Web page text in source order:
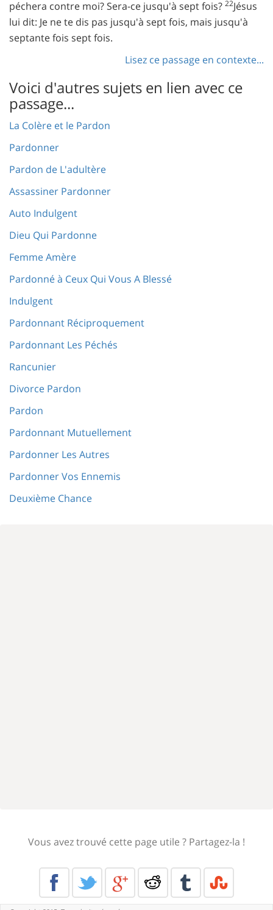
péchera contre moi? Sera-ce jusqu'à sept fois? 22Jésus
lui dit: Je ne te dis pas jusqu'à sept fois, mais jusqu'à
septante fois sept fois.
Lisez ce passage en contexte...
Voici d'autres sujets en lien avec ce
passage...
La Colère et le Pardon
Pardonner
Pardon de L'adultère
Assassiner Pardonner
Auto Indulgent
Dieu Qui Pardonne
Femme Amère
Pardonné à Ceux Qui Vous A Blessé
Indulgent
Pardonnant Réciproquement
Pardonnant Les Péchés
Rancunier
Divorce Pardon
Pardon
Pardonnant Mutuellement
Pardonner Les Autres
Pardonner Vos Ennemis
Deuxième Chance
Vous avez trouvé cette page utile ? Partagez-la !